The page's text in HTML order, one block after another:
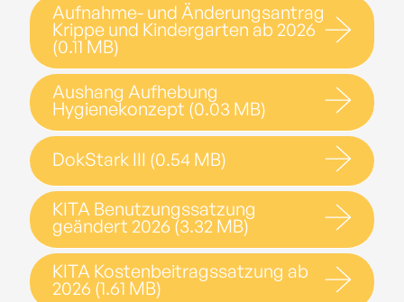
Aufnahme- und Änderungsantrag
Krippe und Kindergarten ab 2026
(0.11 MB)
Aushang Aufhebung
Hygienekonzept (0.03 MB)
DokStark III (0.54 MB)
KITA Benutzungssatzung
geändert 2026 (3.32 MB)
KITA Kostenbeitragssatzung ab
2026 (1.61 MB)